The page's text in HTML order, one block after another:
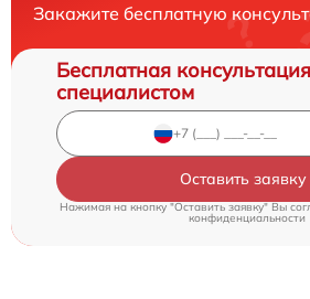
Закажите бесплатную
Бесплатная
специалистом
Оставить заявку
Нажимая на кнопку "Оставить заявку" Вы
конфиденциальности